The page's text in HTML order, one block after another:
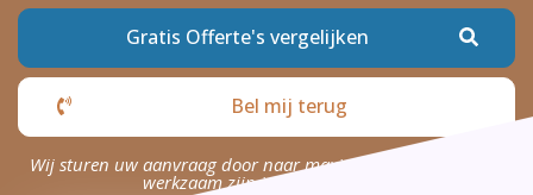
Gratis Offerte's vergelijken
Bel mij terug
Wij sturen uw aanvraag door naar maximaal 4 bedrijven die
werkzaam zijn in uw omgeving.